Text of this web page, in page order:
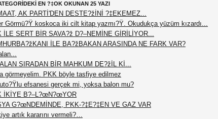
EN ?‡OK OKUNAN 25 YAZI
AK PARTİ'DEN DESTE?žİNİ ?‡EKEMEZ...
Görmü?Ÿ koskoca iki cilt kitap yazmı?Ÿ. Okudukça yüzüm kızardı...
İLE SERT BİR SAVA?ž D?–NEMİNE GİRİLİYOR...
İLE BA?žBAKAN ARASINDA NE FARK VAR?
SIRADAN BİR MAHKUM DE?žİL Kİ...
görmeyelim. PKK böyle tasfiye edilmez
efsanesi gerçek mi, yoksa balon mu?
İKİYE B?–L?œN?œYOR
G?œNDEMİNDE, PKK-?‡E?‡EN VE GAZ VAR
artık kararını vermeli?…